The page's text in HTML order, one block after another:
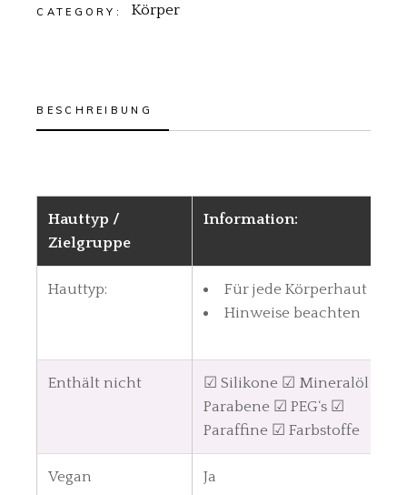
CATEGORY: Körper
BESCHREIBUNG
Hauttyp /
Zielgruppe
Information:
Hauttyp:
Für jede Körperhaut
Hinweise beachten
Enthält nicht
☑ Silikone ☑ Mineralöl ☑
Parabene ☑ PEG‘s ☑
Paraffine ☑ Farbstoffe
Vegan Ja